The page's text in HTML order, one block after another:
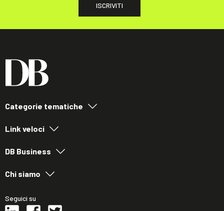
ISCRIVITI
Categorie tematiche
Link veloci
DB Business
Chi siamo
Seguici su